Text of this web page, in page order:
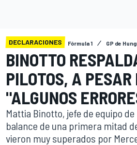
DECLARACIONES Fórmula 1 GP de
BINOTTO
PILOTOS, A PESAR
"ALGUNOS
Mattia Binotto, jefe de equipo
balance de una primera mitad
vieron muy superados por